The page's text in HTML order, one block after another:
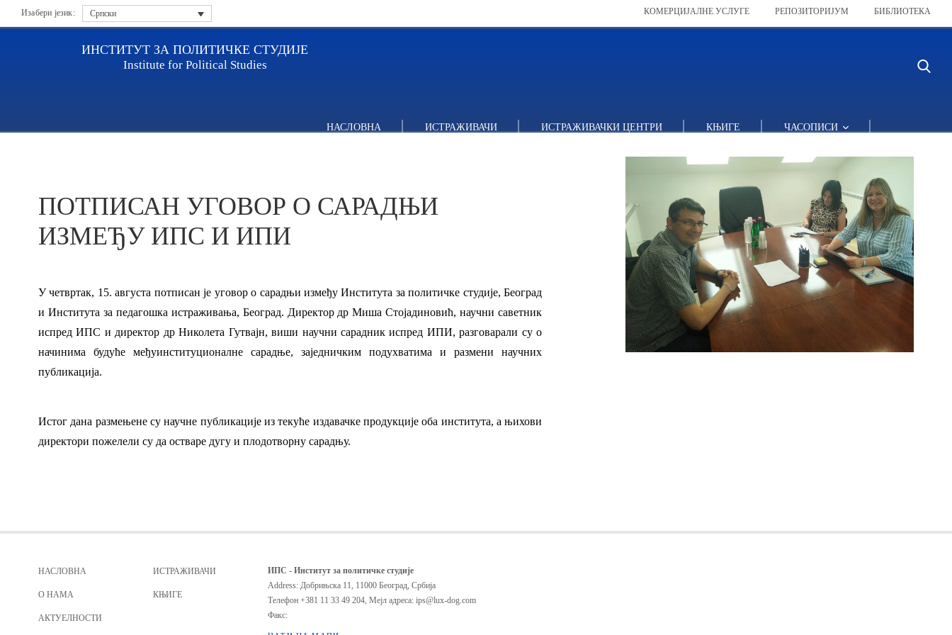
Изабери језик: Српски КОМЕРЦИЈАЛНЕ УСЛУГЕ РЕПОЗИТОРИЈУМ БИБЛИОТЕКА
ИНСТИТУТ ЗА ПОЛИТИЧКЕ СТУДИЈЕ
Institute for Political Studies
НАСЛОВНА ИСТРАЖИВАЧИ ИСТРАЖИВАЧКИ ЦЕНТРИ КЊИГЕ ЧАСОПИСИ
ПОТПИСАН УГОВОР О САРАДЊИ
ИЗМЕЂУ ИПС И ИПИ
У четвртак, 15. августа потписан је уговор о сарадњи између Института за политичке студије, Београд
и Института за педагошка истраживања, Београд. Директор др Миша Стојадиновић, научни саветник
испред ИПС и директор др Николета Гутвајн, виши научни сарадник испред ИПИ, разговарали су о
начинима будуће међуинституционалне сарадње, заједничким подухватима и размени научних
публикација.
Истог дана размењене су научне публикације из текуће издавачке продукције оба института, а њихови
директори пожелели су да остваре дугу и плодотворну сарадњу.
НАСЛОВНА
О НАМА
АКТУЕЛНОСТИ
ИСТРАЖИВАЧИ
КЊИГЕ
ИПС - Институт за политичке студије
Address: Добрињска 11, 11000 Београд, Србија
Телефон +381 11 33 49 204, Мејл адреса: ips@lux-dog.com
Факс: